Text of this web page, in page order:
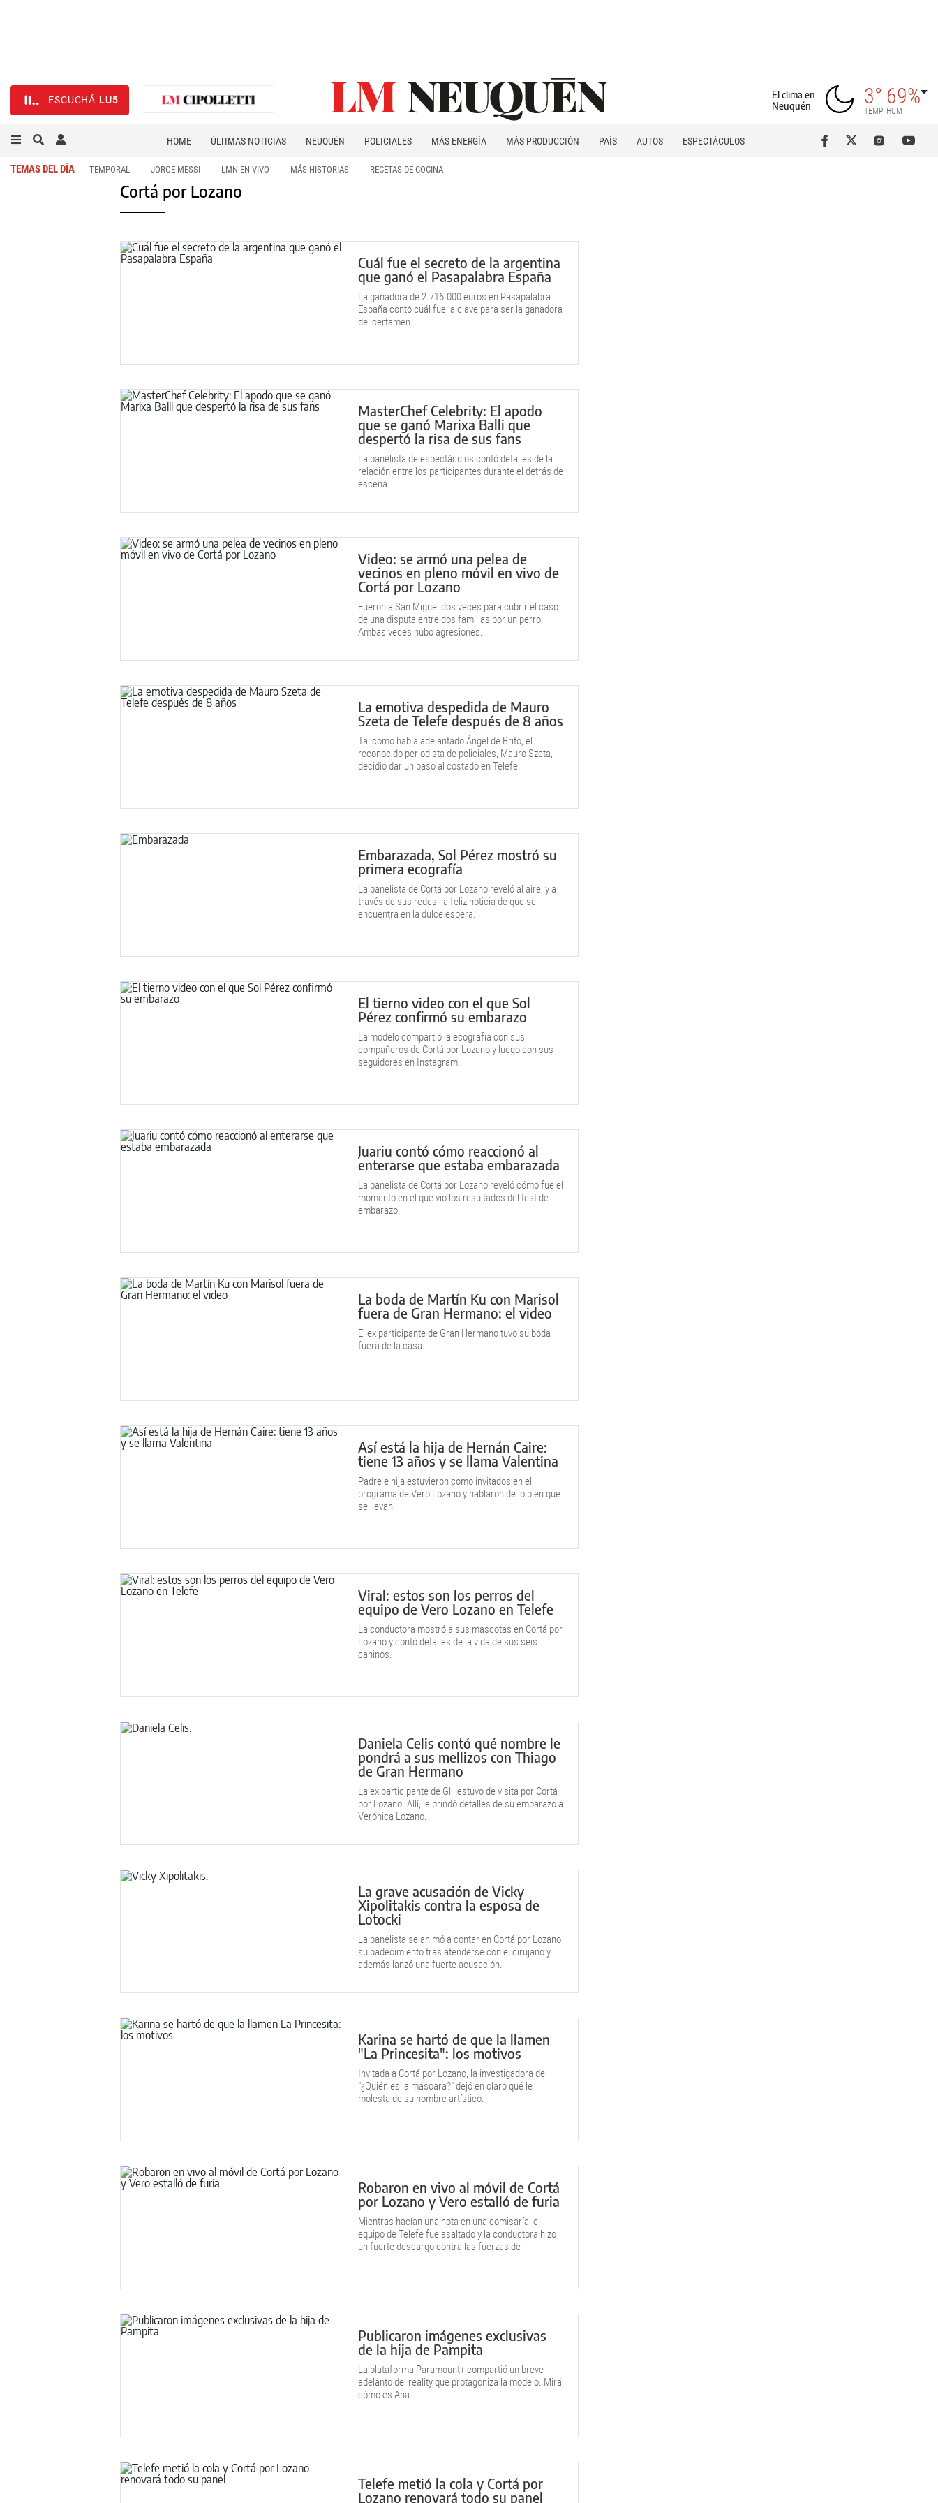
ESCUCHÁ LU5
El clima en
Neuquén
3°
TEMP
69%
HUM
HOME ÚLTIMAS NOTICIAS NEUQUÉN POLICIALES MÁS ENERGÍA MÁS PRODUCCIÓN PAÍS AUTOS
ESPECTÁCULOS
TEMAS DEL DÍA TEMPORAL JORGE MESSI LMN EN VIVO MÁS HISTORIAS RECETAS DE COCINA
Cortá por Lozano
Cuál fue el secreto de la argentina
que ganó el Pasapalabra España
La ganadora de 2.716.000 euros en Pasapalabra
España contó cuál fue la clave para ser la ganadora
del certamen.
MasterChef Celebrity: El apodo
que se ganó Marixa Balli que
despertó la risa de sus fans
La panelista de espectáculos contó detalles de la
relación entre los participantes durante el detrás de
escena.
Video: se armó una pelea de
vecinos en pleno móvil en vivo de
Cortá por Lozano
Fueron a San Miguel dos veces para cubrir el caso
de una disputa entre dos familias por un perro.
Ambas veces hubo agresiones.
La emotiva despedida de Mauro
Szeta de Telefe después de 8 años
Tal como había adelantado Ángel de Brito, el
reconocido periodista de policiales, Mauro Szeta,
decidió dar un paso al costado en Telefe.
Embarazada, Sol Pérez mostró su
primera ecografía
La panelista de Cortá por Lozano reveló al aire, y a
través de sus redes, la feliz noticia de que se
encuentra en la dulce espera.
El tierno video con el que Sol
Pérez confirmó su embarazo
La modelo compartió la ecografía con sus
compañeros de Cortá por Lozano y luego con sus
seguidores en Instagram.
Juariu contó cómo reaccionó al
enterarse que estaba embarazada
La panelista de Cortá por Lozano reveló cómo fue el
momento en el que vio los resultados del test de
embarazo.
La boda de Martín Ku con Marisol
fuera de Gran Hermano: el video
El ex participante de Gran Hermano tuvo su boda
fuera de la casa.
Así está la hija de Hernán Caire:
tiene 13 años y se llama Valentina
Padre e hija estuvieron como invitados en el
programa de Vero Lozano y hablaron de lo bien que
se llevan.
Viral: estos son los perros del
equipo de Vero Lozano en Telefe
La conductora mostró a sus mascotas en Cortá por
Lozano y contó detalles de la vida de sus seis
caninos.
Daniela Celis contó qué nombre le
pondrá a sus mellizos con Thiago
de Gran Hermano
La ex participante de GH estuvo de visita por Cortá
por Lozano. Allí, le brindó detalles de su embarazo a
Verónica Lozano.
La grave acusación de Vicky
Xipolitakis contra la esposa de
Lotocki
La panelista se animó a contar en Cortá por Lozano
su padecimiento tras atenderse con el cirujano y
además lanzó una fuerte acusación.
Karina se hartó de que la llamen
"La Princesita": los motivos
Invitada a Cortá por Lozano, la investigadora de
"¿Quién es la máscara?" dejó en claro qué le
molesta de su nombre artístico.
Robaron en vivo al móvil de Cortá
por Lozano y Vero estalló de furia
Mientras hacían una nota en una comisaría, el
equipo de Telefe fue asaltado y la conductora hizo
un fuerte descargo contra las fuerzas de
Publicaron imágenes exclusivas
de la hija de Pampita
La plataforma Paramount+ compartió un breve
adelanto del reality que protagoniza la modelo. Mirá
cómo es Ana.
Telefe metió la cola y Cortá por
Lozano renovará todo su panel